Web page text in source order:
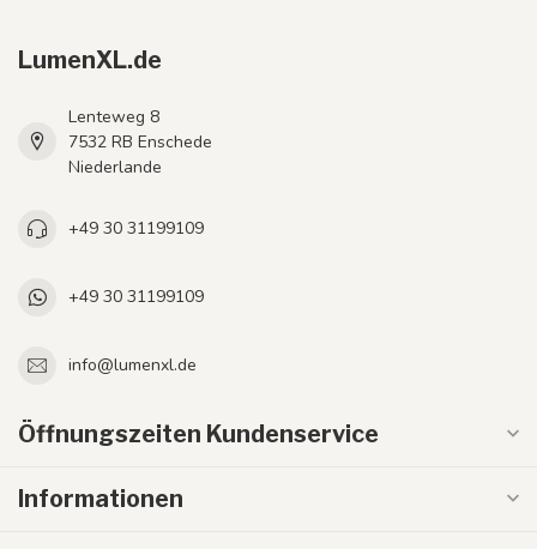
LumenXL.de
Lenteweg 8
7532 RB Enschede
Niederlande
+49 30 31199109
+49 30 31199109
info@lumenxl.de
Öffnungszeiten Kundenservice
Informationen